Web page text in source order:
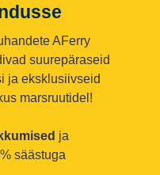
AFerry
suurepäraseid
ja eksklusiivseid
marsruutidel!
ja
säästuga